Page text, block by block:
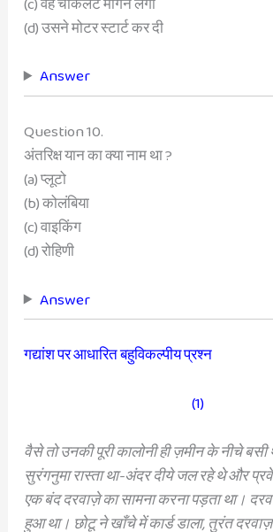
(d) उसने मोटर स्टार्ट कर दी
Answer
Question 10.
अंतरिक्ष यान का क्या नाम था ?
(a) प्लूटो
(b) कोलंबिया
(c) वाइकिंग
(d) रोहिणी
Answer
गद्यांश पर आधारित बहुविकल्पीय प्रश्न
(1)
वैसे तो उनकी पूरी कालोनी ही ज़मीन के नीचे बसी
सुरंगनुमा रास्ता था-अंदर दीये जल रहेथे और
एक बंद दरवाज़े कासामना करना पड़ता था।
हुआ था। छोटू ने खाँचे में कार्ड डाला, तुरंत